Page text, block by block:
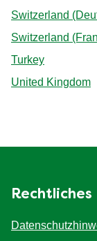
Switzerland
Switzerland
Turkey
United Kingdom
Rechtliches